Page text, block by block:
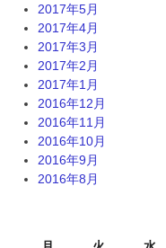
2017年5月
2017年4月
2017年3月
2017年2月
2017年1月
2016年12月
2016年11月
2016年10月
2016年9月
2016年8月